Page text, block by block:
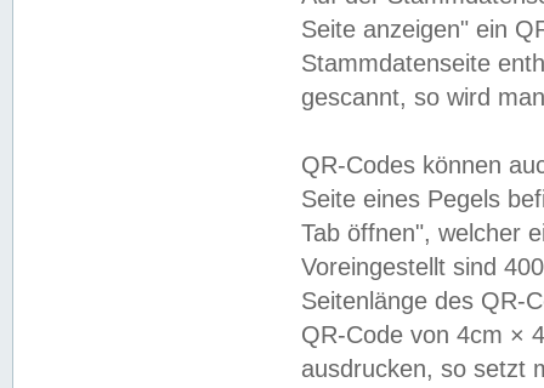
Seite anzeigen" ein
Stammdatenseite
gescannt, so wird
QR-Codes können
Seite eines Pegels
Tab öffnen", welcher
Voreingestellt sind
Seitenlänge des QR-
QR-Code von 4cm ×
ausdrucken, so setzt